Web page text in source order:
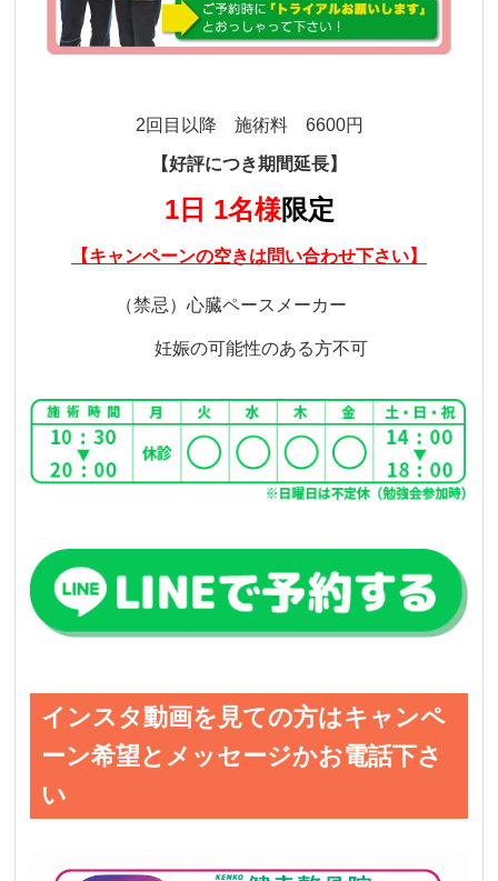
2回目以降 施術料 6600円
【好評につき期間延長】
1日 1名様限定
【キャンペーンの空きは問い合わせ下さい】
（禁忌）心臓ペースメーカー
妊娠の可能性のある方不可
インスタ動画を見ての方はキャンペ
ーン希望とメッセージかお電話下さ
い